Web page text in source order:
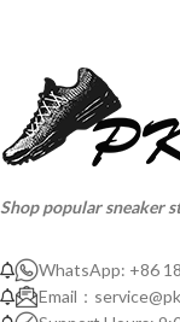
Shop popular sneaker
WhatsApp: +86
Email：